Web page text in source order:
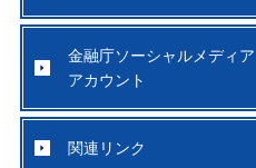
金融庁ソーシャルメディア
アカウント
関連リンク